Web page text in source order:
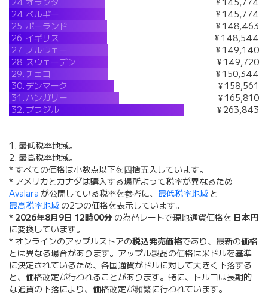
24.オランダ
¥ 145,774
24.ベルギー
¥ 145,774
25. ポーランド
¥ 148,463
26. イギリス
¥ 148,544
27. ノルウェー
¥ 149,140
28. スウェーデン
¥ 149,720
29.チェコ
¥ 150,344
30.デンマーク
¥ 158,561
31. ハンガリー
¥ 165,810
32. ブラジル ¥ 263,843
1. 最低税率地域。
2. 最高税率地域。
* すべての価格は小数点以下を四捨五入しています。
* アメリカとカナダは購入する場所よって税率が異なるため
Avalara が公開している税率を参考に、 最低税率地域 と
最高税率地域 の2つの価格を表示しています。
*2026年8月9日 12時00分 の為替レートで現地通貨価格を 日本円
に変換しています。
* オンラインのアップルストアの税込発売価格であり、最新の価格
とは異なる場合があります。アップル製品の価格は米ドルを基準
に決定されているため、各国通貨がドルに対して大きく下落する
と、価格改定が行われることがあります。特に、トルコは長期的
な通貨の下落により、価格改定が頻繁に行われています。